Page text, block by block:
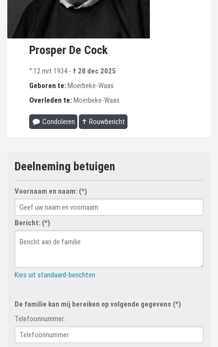
Prosper De Cock
° 12 mrt 1934- † 28 dec 2025
Geboren te: Moerbeke-Waas
Overleden te: Moerbeke-Waas
Condoleren ✝ Rouwbericht
Deelneming betuigen
Voornaam en naam: (*)
Bericht: (*)
Kies uit standaard-berichten
De familie kan mij bereiken op volgende gegevens (*)
Telefoonnummer: